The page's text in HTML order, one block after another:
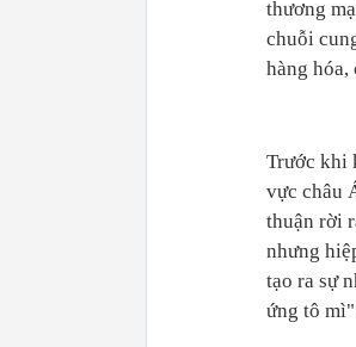
thương
chuỗi
hàng hóa,
Trước khi
vực châu
thuận rời
nhưng
tạo ra sự
ứng tô